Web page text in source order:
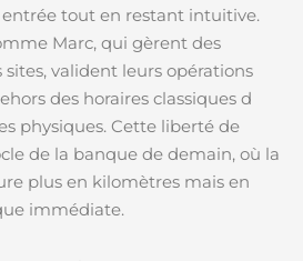
tout en restant intuitive.
Marc, qui gèrent des
valident leurs opérations
des horaires classiques d
physiques. Cette liberté de
de la banque de demain, où la
plus en kilomètres mais en
immédiate.